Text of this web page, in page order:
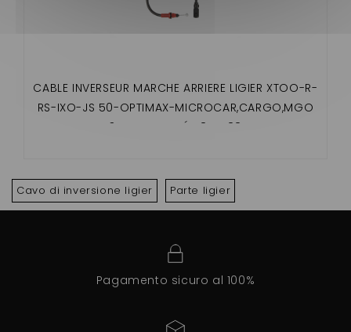
CABLE INVERSEUR MARCHE ARRIERE LIGIER XTOO-R-
RS-IXO-JS 50-OPTIMAX-MICROCAR,CARGO,MGO
3, MGO 4, DUÉ P85 ,P88
Cavo di inversione ligier Parte ligier
Pagamento sicuro al 100%